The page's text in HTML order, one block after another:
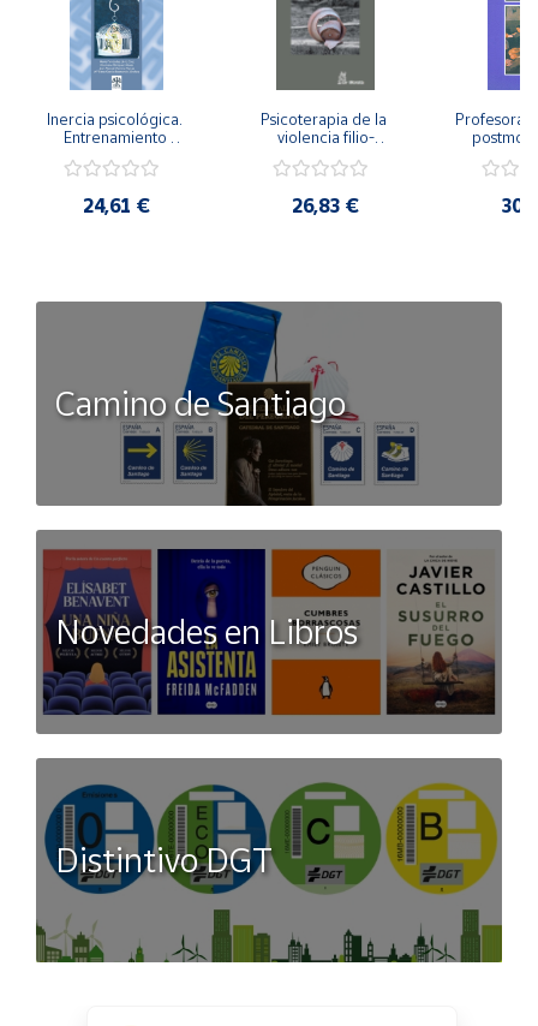
Inercia psicológica.
Entrenamiento
Igualdad de Género.
24,61 €
Psicoterapia de la
violencia filio-
secreto y la
26,83 €
Camino de Santiago
Novedades en Libros
Distintivo DGT